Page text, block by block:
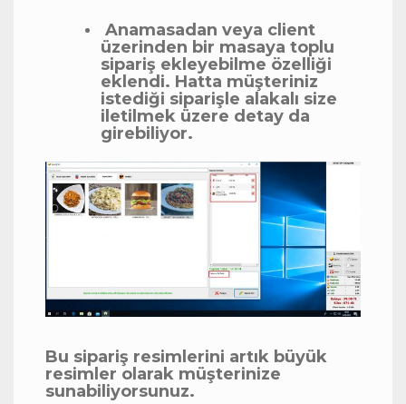
Anamasadan veya client
üzerinden bir masaya toplu
sipariş ekleyebilme özelliği
eklendi. Hatta müşteriniz
istediği siparişle alakalı size
iletilmek üzere detay da
girebiliyor.
Bu sipariş resimlerini artık büyük
resimler olarak müşterinize
sunabiliyorsunuz.